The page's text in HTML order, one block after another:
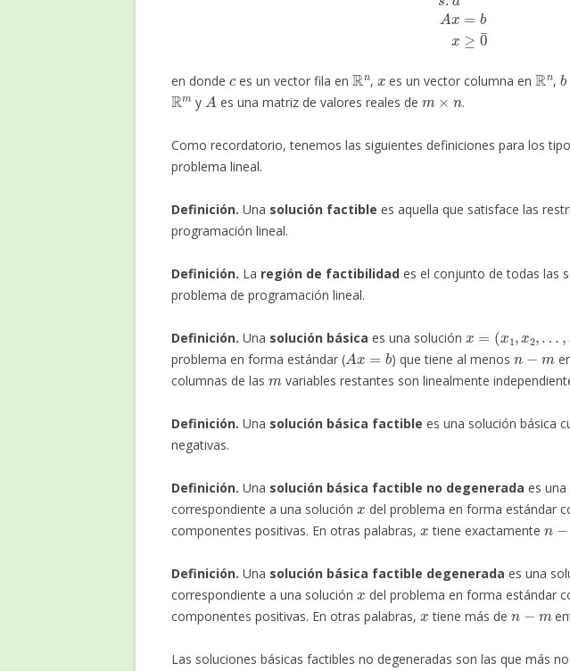
en donde es un vector fila en
Rn
, es un vector columna en
Rn
,
b
Rm
y
A
es una matriz de valores reales de
m×n
.
Como recordatorio, tenemos las siguientes definiciones para los
problema lineal.
Definición. Una solución factible es aquella que satisface las
programación lineal.
Definición. La región de factibilidad es el conjunto de todas las
problema de programación lineal.
Definición. Una solución básica es una solución
1
problema en forma estándar (
Ax= b
) que tiene al menos
n−m
columnas de las
m
variables restantes son linealmente
Definición. Una solución básica factible es una solución básica
negativas.
Definición. Una solución básica factible no degenerada es una
correspondiente a una solución
x
del problema en forma estándar
componentes positivas. En otras palabras,
x
tiene exactamente
n−
Definición. Una solución básica factible degenerada es una
correspondiente a una solución
x
del problema en forma estándar
componentes positivas. En otras palabras,
x
tiene más de
n−m
Las soluciones básicas factibles no degeneradas son las que más